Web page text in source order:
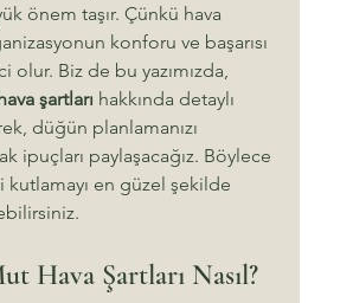
önem taşır. Çünkü hava
konforu ve başarısı
olur. Biz de bu yazımızda,
şartları hakkında detaylı
düğün planlamanızı
ipuçları paylaşacağız. Böylece
kutlamayı en güzel şekilde
Hava Şartları Nasıl?